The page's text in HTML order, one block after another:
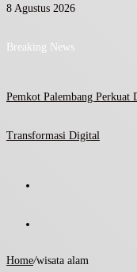
8 Agustus 2026
Breaking News
Pemkot Palembang
Transformasi Digital
Home/wisata alam